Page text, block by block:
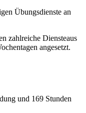
Übungsdienste an
zahlreiche Diensteaus
angesetzt.
und 169 Stunden